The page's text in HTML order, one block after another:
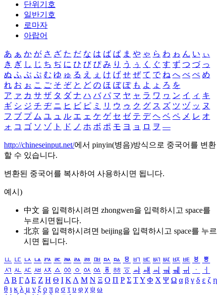
단위기호
일반기호
로마자
아랍어
あ ぁ か が さ ざ た だ な は ば ぱ ま や ゃ ら わ ゎ ん い ぃ
き ぎ し じ ち ぢ に ひ び ぴ み り う ぅ く ぐ す ず つ づ っ
ぬ ふ ぶ ぷ む ゆ ゅ る え ぇ け げ せ ぜ て で ね へ べ ぺ め
れ お ぉ こ ご そ ぞ と ど の ほ ぼ ぽ も よ ょ ろ を
ア ァ カ サ ザ タ ダ ナ ハ バ パ マ ヤ ャ ラ ワ ヮ ン イ ィ キ
ギ シ ジ チ ヂ ニ ヒ ビ ピ ミ リ ウ ゥ ク グ ス ズ ツ ヅ ッ ヌ
フ ブ プ ム ユ ュ ル エ ェ ケ ゲ セ ゼ テ デ ヘ ベ ペ メ レ オ
ォ コ ゴ ソ ゾ ト ド ノ ホ ボ ポ モ ヨ ョ ロ ヲ ―
http://chineseinput.net/에서 pinyin(병음)방식으로 중국어를 변환
할 수 있습니다.
변환된 중국어를 복사하여 사용하시면 됩니다.
예시)
中文 을 입력하시려면 zhongwen을 입력하시고 space를
누르시면됩니다.
北京 을 입력하시려면 beijing을 입력하시고 space를 누르
시면 됩니다.
ㅥ ㅦ ㅧ ㅨ ㅩ ㅪ ㅫ ㅬ ㅭ ㅮ ㅯ ㅰ ㅱ ㅲ ㅳ ㅴ ㅵ ㅶ ㅷ ㅸ
ㅹ
ㅺ ㅻ ㅼ ㅽ ㅾ ㅿ ㆀ ㆁ ㆂ ㆃ ㆄ ㆅ ㆆ ㆇ ㆈ ㆉ ㆊ ㆋ ㆌ ㆍ
ㆎ
Α Β ΓΔ Ε Ζ Η Θ Ι ΚΛ Μ Ν Ξ Ο Π Ρ Σ ΤΥ Φ Χ Ψ Ω α β γ δ ε ζ η
θ ι κ λ μ ν ξ ο π ρ σ τ υ φ χ ψ ω